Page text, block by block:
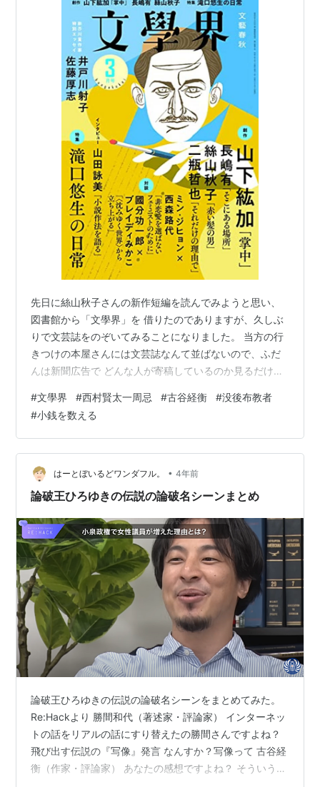
先日に絲山秋子さんの新作短編を読んでみようと思い、
図書館から「文學界」を 借りたのでありますが、久しぶ
りで文芸誌をのぞいてみることになりました。 当方の行
きつけの本屋さんには文芸誌なんて並ばないので、ふだ
んは新聞広告で どんな人が寄稿しているのか見るだけで
ックできないというのが、当方の現実ですね。まあ図書
館で手にする ことができるだけでもよろしいのかな。 と
いうことで、「文學界」３月号の目次を開いて、せっか
くだから何かほかに 気になるものはないかとチェックす
ることにです。 そうしましたら、「西村賢太一周忌 古谷
経衡 『蝙蝠か燕か』論 西村賢太…
#文學界 #西村賢太一周忌 #古谷経衡 #没後布教者
#小銭を数える
はーとぼいるどワンダフル。 • 4年前
論破王ひろゆきの伝説の論破名シーンまとめ
論破王ひろゆきの伝説の論破名シーンをまとめてみた。
Re:Hackより 勝間和代（著述家・評論家） インターネッ
トの話をリアルの話にすり替えたの勝間さんですよね？
飛び出す伝説の『写像』発言 なんすか？写像って 古谷経
衡（作家・評論家） あなたの感想ですよね？ そういう風